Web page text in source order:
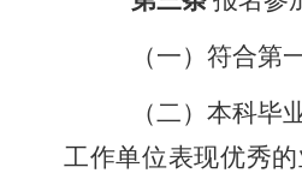
（一）符合第
（二）本科
工作单位表现优秀